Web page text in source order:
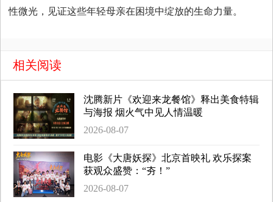
性微光，见证这些年轻母亲在困境中绽放的生命力量。
相关阅读
沈腾新片《欢迎来龙餐馆》释出美食特辑
与海报 烟火气中见人情温暖
2026-08-07
电影《大唐妖探》北京首映礼 欢乐探案
获观众盛赞：“夯！”
2026-08-07